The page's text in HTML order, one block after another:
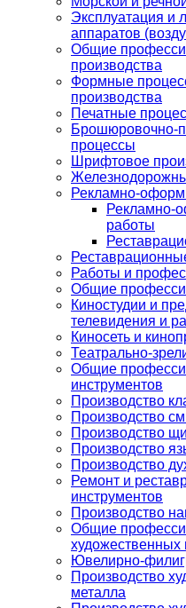
Эксплуатация и
аппаратов
Общие
производства
Формные
производства
Печатные
Брошюровочно-
процессы
Шрифтовое
Рекламно-
Рекламно-
работы
Работы и
Общие
Киностудии и
телевидения и
Киносеть и
Театрально-
Общие
инструментов
Производство
Производство
Производство
Производство
Производство
Ремонт и
инструментов
Производство
Общие
художественных
Ювелирно-
Производство
металла